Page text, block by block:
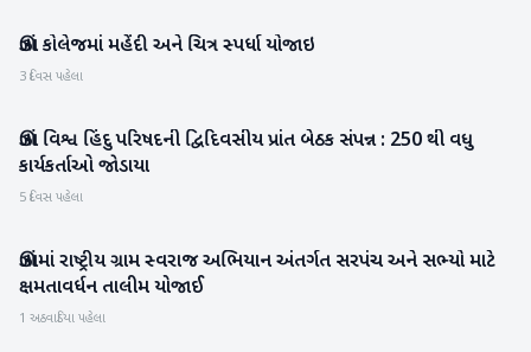
મહેસાણા
ઊંઝા કોલેજમાં મહેંદી અને ચિત્ર સ્પર્ધા યોજાઇ
3 દિવસ પહેલા
મહેસાણા
ઊંઝા વિશ્વ હિંદુ પરિષદની દ્વિદિવસીય પ્રાંત બેઠક સંપન્ન : 250 થી વધુ
કાર્યકર્તાઓ જોડાયા
5 દિવસ પહેલા
મહેસાણા
ઊંઝામાં રાષ્ટ્રીય ગ્રામ સ્વરાજ અભિયાન અંતર્ગત સરપંચ અને સભ્યો માટે
ક્ષમતાવર્ધન તાલીમ યોજાઈ
1 અઠવાડિયા પહેલા